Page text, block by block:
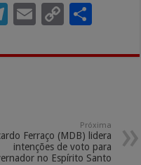
T
e
m
E
ai
C
p
n
k
ar
Próxima
Ferraço (MDB) lidera
intenções de voto para
no Espírito Santo